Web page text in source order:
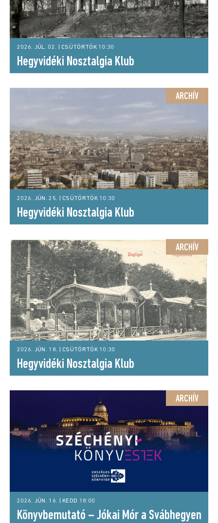
2026. JÚL. 02. | CSÜTÖRTÖK 10:30
Hegyvidéki Nosztalgia Klub
ARCHÍV
2026. JÚN. 25. | CSÜTÖRTÖK 10:30
Hegyvidéki Nosztalgia Klub
ARCHÍV
2026. JÚN. 18. | CSÜTÖRTÖK 10:30
Hegyvidéki Nosztalgia Klub
ARCHÍV
2026. JÚN. 16. | KEDD 18:00
Könyvbemutató – Jókai Mór a Svábhegyen